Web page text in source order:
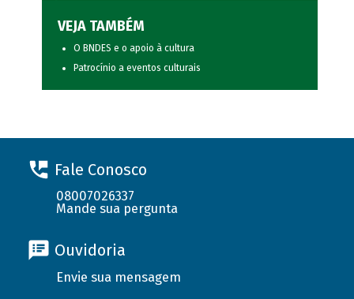
VEJA TAMBÉM
O BNDES e o apoio à cultura
Patrocínio a eventos culturais
Fale Conosco
08007026337
Mande sua pergunta
Ouvidoria
Envie sua mensagem